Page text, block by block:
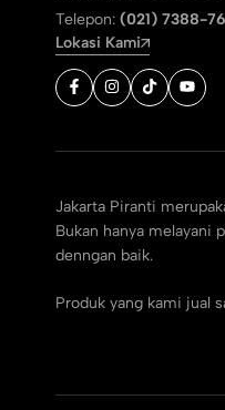
Telepon: (021) 7388-
Lokasi Kami
Jakarta Piranti
Bukan hanya melayani
denngan baik.
Produk yang kami jual